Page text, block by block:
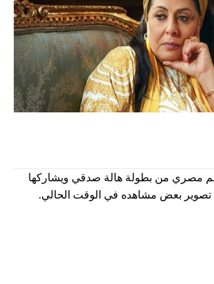
مصري من بطولة هالة صدقي ويشاركها
تصوير بعض مشاهده في الوقت الحالي.